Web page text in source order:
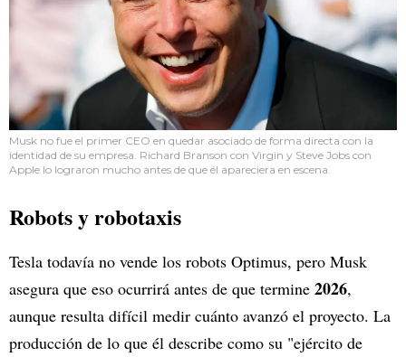
Musk no fue el primer CEO en quedar asociado de forma directa con la
identidad de su empresa. Richard Branson con Virgin y Steve Jobs con
Apple lo lograron mucho antes de que él apareciera en escena.
Robots y robotaxis
Tesla todavía no vende los robots Optimus, pero Musk
asegura que eso ocurrirá antes de que termine 2026,
aunque resulta difícil medir cuánto avanzó el proyecto. La
producción de lo que él describe como su "ejército de